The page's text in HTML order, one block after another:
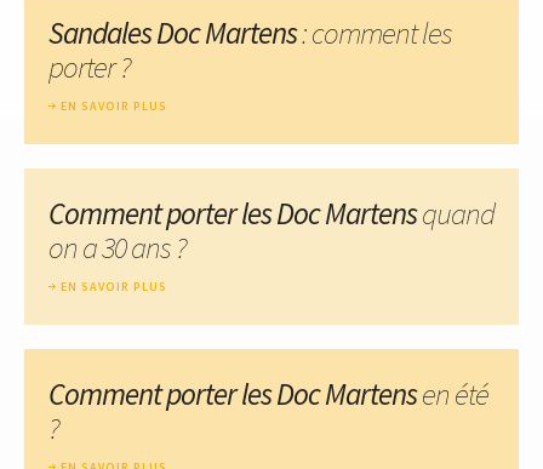
Sandales Doc Martens: comment les
porter ?
EN SAVOIR PLUS
Comment porter les Doc Martensquand
on a 30 ans ?
EN SAVOIR PLUS
Comment porter les Doc Martensen été
?